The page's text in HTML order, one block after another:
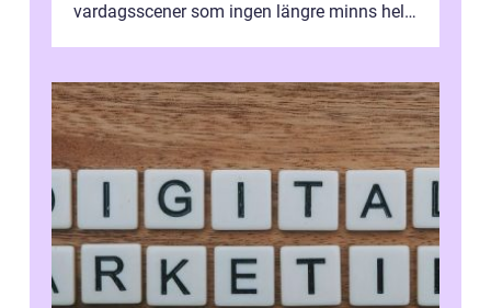
vardagsscener som ingen längre minns helt.